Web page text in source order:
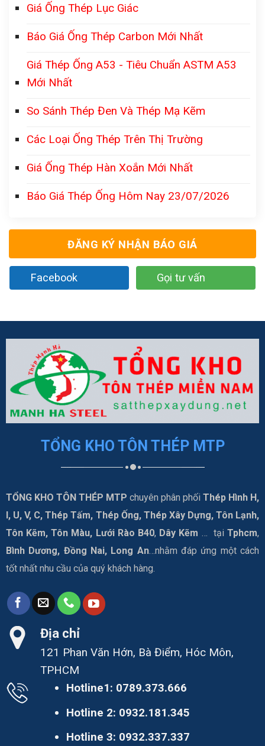
Giá Ống Thép Lục Giác
Báo Giá Ống Thép Carbon Mới Nhất
Giá Thép Ống A53 - Tiêu Chuẩn ASTM A53
Mới Nhất
So Sánh Thép Đen Và Thép Mạ Kẽm
Các Loại Ống Thép Trên Thị Trường
Giá Ống Thép Hàn Xoắn Mới Nhất
Báo Giá Thép Ống Hôm Nay 23/07/2026
ĐĂNG KÝ NHẬN BÁO GIÁ
Facebook Gọi tư vấn
TỔNG KHO TÔN THÉP MTP
TỔNG KHO TÔN THÉP MTP chuyên phân phốiThép Hình H,
I, U, V, C, Thép Tấm, Thép Ống, Thép Xây Dựng, Tôn Lạnh,
Tôn Kẽm, Tôn Màu, Lưới Rào B40, Dây Kẽm … tạiTphcm,
Bình Dương, Đồng Nai, Long An…nhằm đáp ứng một cách
tốt nhất nhu cầu của quý khách hàng.
Địa chỉ
121 Phan Văn Hớn, Bà Điểm, Hóc Môn,
TPHCM
Hotline1: 0789.373.666
Hotline 2: 0932.181.345
Hotline 3: 0932.337.337